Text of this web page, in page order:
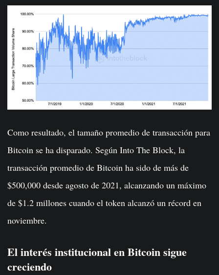
Como resultado, el tamaño promedio de transacción para
Bitcoin se ha disparado. Según Into The Block, la
transacción promedio de Bitcoin ha sido de más de
$500,000 desde agosto de 2021, alcanzando un máximo
de $1.2 millones cuando el token alcanzó un récord en
noviembre.
El interés institucional en Bitcoin sigue
creciendo